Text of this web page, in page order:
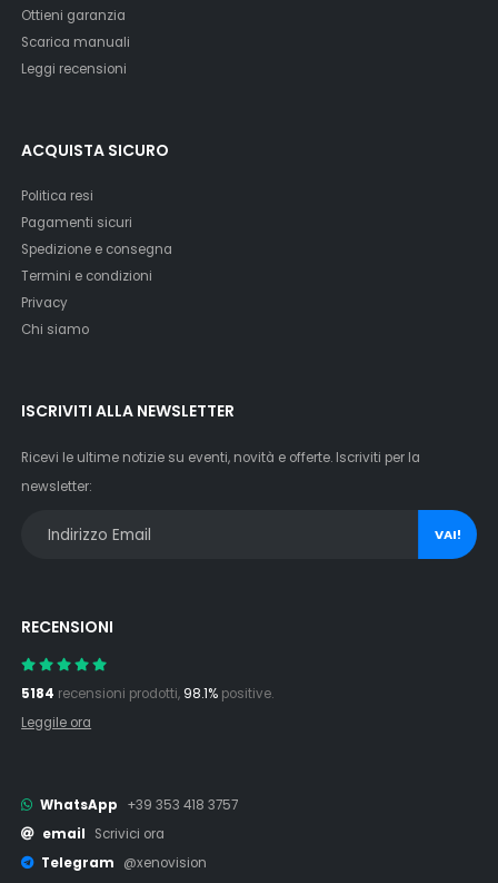
Ottieni garanzia
Scarica manuali
Leggi recensioni
ACQUISTA SICURO
Politica resi
Pagamenti sicuri
Spedizione e consegna
Termini e condizioni
Privacy
Chi siamo
ISCRIVITI ALLA NEWSLETTER
Ricevi le ultime notizie su eventi, novità e offerte. Iscriviti per la
newsletter:
VAI!
RECENSIONI
5184 recensioni prodotti, 98.1% positive.
Leggile ora
WhatsApp
+39 353 418 3757
email
Scrivici ora
Telegram
@xenovision